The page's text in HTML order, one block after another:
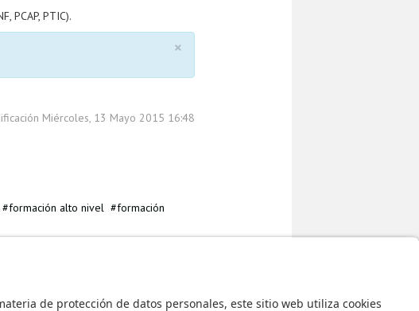
PCAP, PTIC).
×
Miércoles, 13 Mayo 2015 16:48
formación alto nivel
formación
Regreso al inicio